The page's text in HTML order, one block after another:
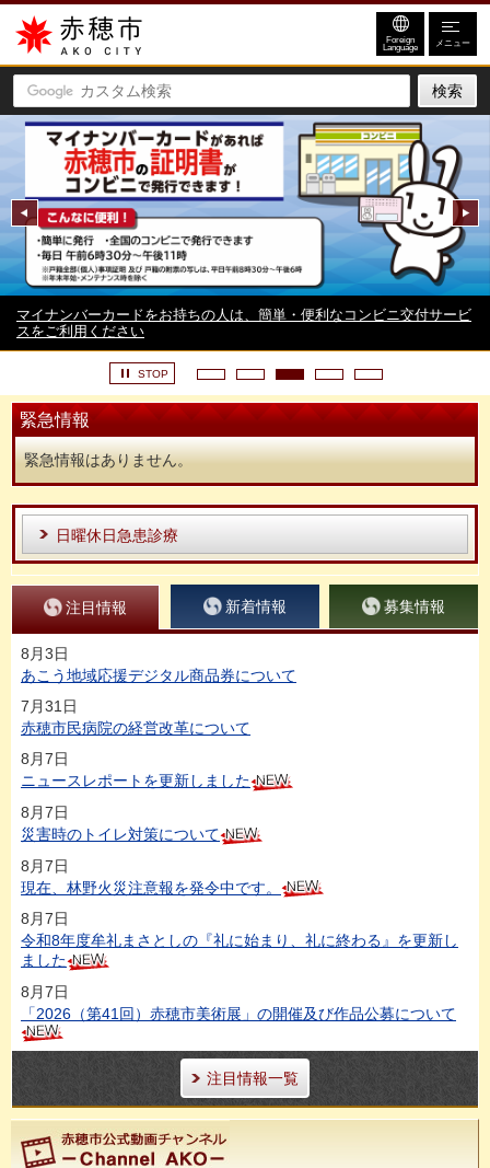
赤穂市
Foreign
Language メニュー
前へ
マイナンバーカードをお持ちの人は、簡単・便利なコンビニ交付サービ
スをご利用ください
STOP
緊急情報
緊急情報はありません。
日曜休日急患診療
注目情報
8月3日
あこう地域応援デジタル商品券について
7月31日
赤穂市民病院の経営改革について
8月7日
ニュースレポートを更新しました
8月7日
災害時のトイレ対策について
8月7日
現在、林野火災注意報を発令中です。
8月7日
令和8年度牟礼まさとしの『礼に始まり、礼に終わる』を更新し
ました
8月7日
「2026（第41回）赤穂市美術展」の開催及び作品公募について
注目情報一覧
新着情報 募集情報